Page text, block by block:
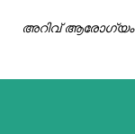
അറിവ് ആരോഗ്യം